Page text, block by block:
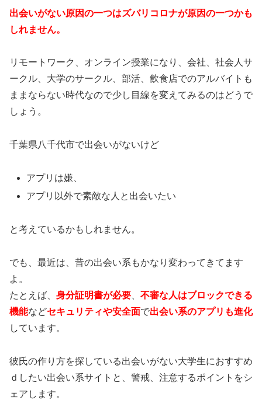
出会いがない原因の一つはズバリコロナが原因の一つかも
しれません。
リモートワーク、オンライン授業になり、会社、社会人サ
ークル、大学のサークル、部活、飲食店でのアルバイトも
ままならない時代なので少し目線を変えてみるのはどうで
しょう。
千葉県八千代市で出会いがないけど
アプリは嫌、
アプリ以外で素敵な人と出会いたい
と考えているかもしれません。
でも、最近は、昔の出会い系もかなり変わってきてます
よ。
たとえば、 身分証明書が必要
不審な人はブロックできる
機能などセキュリティや安全面で出会い系のアプリも進化
しています。
彼氏の作り方を探している出会いがない大学生におすすめ
ｄしたい出会い系サイトと、警戒、注意するポイントをシ
ェアします。